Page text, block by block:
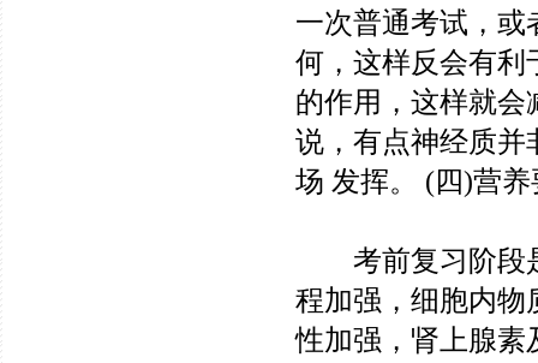
一次普通考试，或
何，这样反会有利
的作用，这样就会
说，有点神经质并
场 发挥。 (四)营
考前复习阶段是
程加强，细胞内物
性加强，肾上腺素